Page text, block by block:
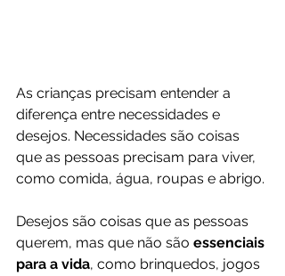
As crianças precisam entender a
diferença entre necessidades e
desejos. Necessidades são coisas
que as pessoas precisam para viver,
como comida, água, roupas e abrigo.
Desejos são coisas que as pessoas
querem, mas que não são essenciais
para a vida, como brinquedos, jogos